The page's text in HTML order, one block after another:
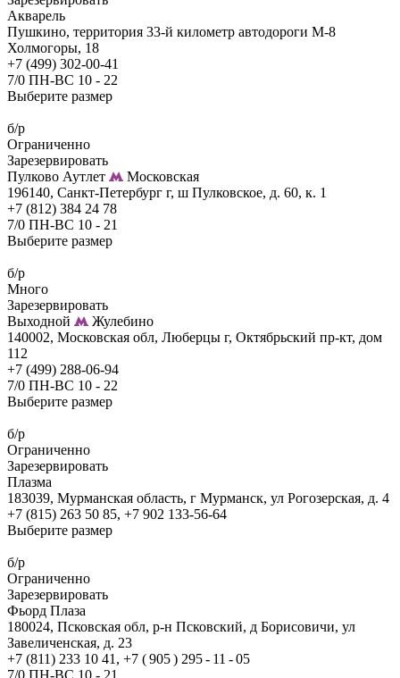
Акварель
Пушкино, территория 33-й километр автодороги М-8
Холмогоры, 18
+7 (499) 302-00-41
7/0 ПН-ВС 10 - 22
Выберите размер
б/р
Ограниченно
Зарезервировать
Пулково Аутлет
Московская
196140, Санкт-Петербург г, ш Пулковское, д. 60, к. 1
+7 (812) 384 24 78
7/0 ПН-ВС 10 - 21
Выберите размер
б/р
Много
Зарезервировать
Выходной
Жулебино
140002, Московская обл, Люберцы г, Октябрьский пр-кт, дом
112
+7 (499) 288-06-94
7/0 ПН-ВС 10 - 22
Выберите размер
б/р
Ограниченно
Зарезервировать
Плазма
183039, Мурманская область, г Мурманск, ул Рогозерская, д. 4
+7 (815) 263 50 85, +7 902 133-56-64
Выберите размер
б/р
Ограниченно
Зарезервировать
Фьорд Плаза
180024, Псковская обл, р-н Псковский, д Борисовичи, ул
Завеличенская, д. 23
+7 (811) 233 10 41, +7 ( 905 ) 295 - 11 - 05
7/0 ПН-ВС 10 - 21